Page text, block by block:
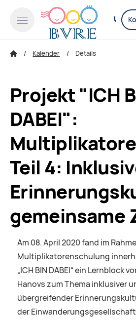
Kalender Details
Projekt "ICH
DABEI":
Teil 4:
gemeinsame
Am 08. April 2020 fand im
Multiplikatorenschulung
„ICH BIN DABEI“ ein Lernblock
Hanovs zum Thema inklusiver
übergreifender
der